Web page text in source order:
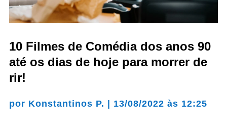
10 Filmes de Comédia dos anos 90
até os dias de hoje para morrer de
rir!
por Konstantinos P. 13/08/2022 às 12:25